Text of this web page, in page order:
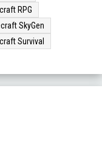
RPG
SkyGen
Survival